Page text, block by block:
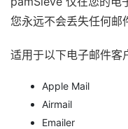
您永远不会丢失任何邮
适用于以下电子邮件客
Apple Mail
Airmail
Emailer